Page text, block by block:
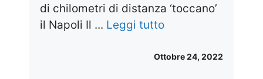
di chilometri di distanza ‘toccano’
il Napoli Il ... Leggi tutto
Ottobre 24, 2022